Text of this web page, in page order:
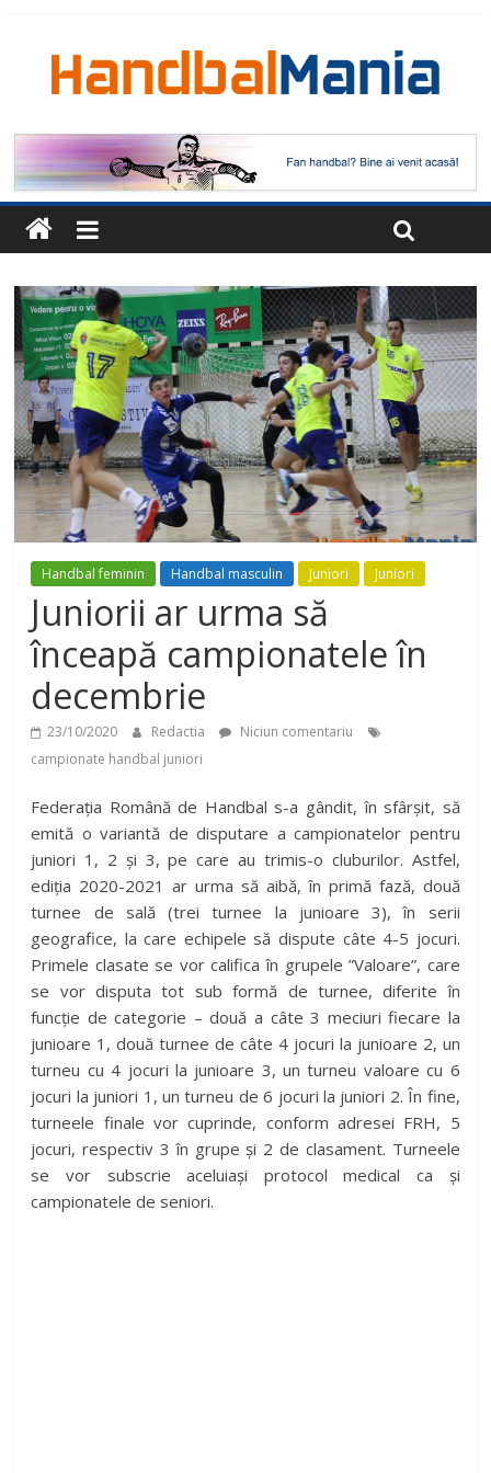
Handbal feminin Handbal masculin Juniori Juniori
Juniorii ar urma să
înceapă campionatele în
decembrie
23/10/2020 Redactia
Niciun comentariu
campionate handbal juniori
Federația Română de Handbal s-a gândit, în sfârșit, să
emită o variantă de disputare a campionatelor pentru
juniori 1, 2 și 3, pe care au trimis-o cluburilor. Astfel,
ediția 2020-2021 ar urma să aibă, în primă fază, două
turnee de sală (trei turnee la junioare 3), în serii
geografice, la care echipele să dispute câte 4-5 jocuri.
Primele clasate se vor califica în grupele ”Valoare”, care
se vor disputa tot sub formă de turnee, diferite în
funcție de categorie – două a câte 3 meciuri fiecare la
junioare 1, două turnee de câte 4 jocuri la junioare 2, un
turneu cu 4 jocuri la junioare 3, un turneu valoare cu 6
jocuri la juniori 1, un turneu de 6 jocuri la juniori 2. În fine,
turneele finale vor cuprinde, conform adresei FRH, 5
jocuri, respectiv 3 în grupe și 2 de clasament. Turneele
se vor subscrie aceluiași protocol medical ca și
campionatele de seniori.